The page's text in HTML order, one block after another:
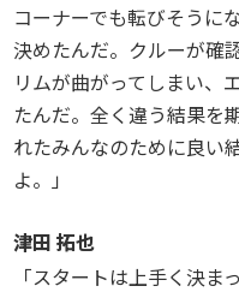
コーナーでも転びそうに
決めたんだ。クルーが確
リムが曲がってしまい、
たんだ。全く違う結果を
れたみんなのために良い
よ。」
津田 拓也
「スタートは上手く決